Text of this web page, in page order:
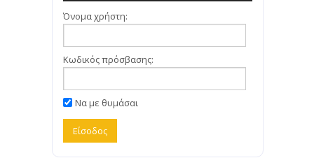
Όνομα χρήστη:
Κωδικός πρόσβασης:
Να με θυμάσαι